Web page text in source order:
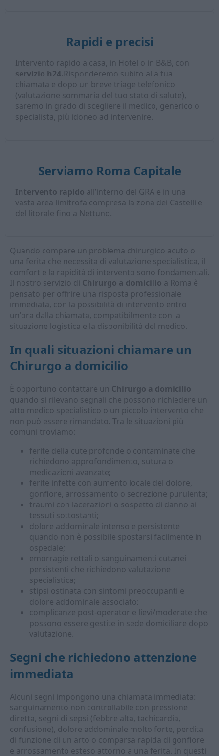
Rapidi e precisi
Intervento rapido a casa, in Hotel o in B&B, con
servizio h24.Risponderemo subito alla tua
chiamata e dopo un breve triage telefonico
(valutazione sommaria del tuo stato di salute),
saremo in grado di scegliere il medico, generico o
specialista, più idoneo ad intervenire.
Serviamo Roma Capitale
Intervento rapido all’interno del GRA e in una
vasta area limitrofa compresa la zona dei Castelli e
del litorale fino a Nettuno.
Quando compare un problema chirurgico acuto o
una ferita che necessita di valutazione specialistica, il
comfort e la rapidità di intervento sono fondamentali.
Il nostro servizio di Chirurgo a domicilio a Roma è
pensato per offrire una risposta professionale
immediata, con la possibilità di intervento entro
un'ora dalla chiamata, compatibilmente con la
situazione logistica e la disponibilità del medico.
In quali situazioni chiamare un
Chirurgo a domicilio
È opportuno contattare un Chirurgo a domicilio
quando si rilevano segnali che possono richiedere un
atto medico specialistico o un piccolo intervento che
non può essere rimandato. Tra le situazioni più
comuni troviamo:
ferite della cute profonde o contaminate che
richiedono approfondimento, sutura o
medicazioni avanzate;
ferite infette con aumento locale del dolore,
gonfiore, arrossamento o secrezione purulenta;
traumi con lacerazioni o sospetto di danno ai
tessuti sottostanti;
dolore addominale intenso e persistente
quando non è possibile spostarsi facilmente in
ospedale;
emorragie rettali o sanguinamenti cutanei
persistenti che richiedono valutazione
specialistica;
stipsi ostinata con sintomi preoccupanti e
dolore addominale associato;
complicanze post-operatorie lievi/moderate che
possono essere gestite in sede domiciliare dopo
valutazione.
Segni che richiedono attenzione
immediata
Alcuni segni impongono una chiamata immediata:
sanguinamento non controllabile con pressione
diretta, segni di sepsi (febbre alta, tachicardia,
confusione), dolore addominale molto forte, perdita
di funzione di un arto o comparsa rapida di gonfiore
e arrossamento esteso attorno a una ferita. In questi